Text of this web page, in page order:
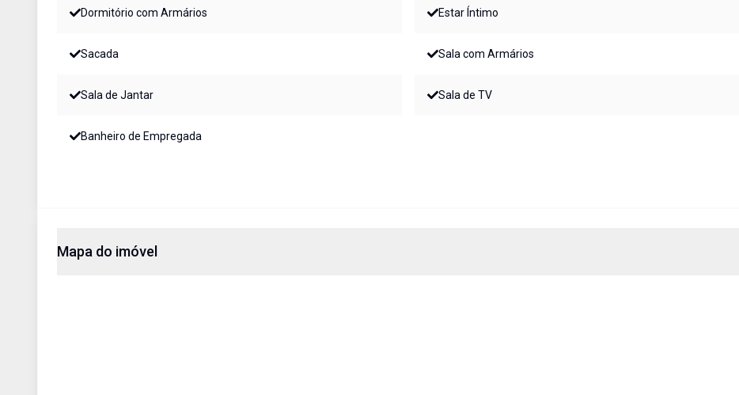
Dormitório com Armários Estar Íntimo
Sacada Sala com Armários
Sala de Jantar Sala de TV
Banheiro de Empregada
Mapa do imóvel